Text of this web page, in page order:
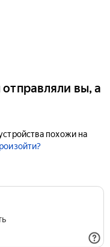
вы, а
похожи на